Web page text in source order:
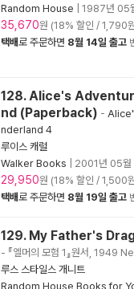
Random House
1987년 05
35,670원 (18% 할인 / 1,790
택배로 주문하면 8월 14일 출고
128. Alice's
nd (Paperback) -
nderland 4
루이스 캐럴
Walker Books
2001년 05월
29,950원 (18% 할인 / 1,500
택배로 주문하면 8월 19일 출고
129. My Father's
- 『엘머의 모험 1』원서, 1949
루스 스타일스 개니트
Random House Books for